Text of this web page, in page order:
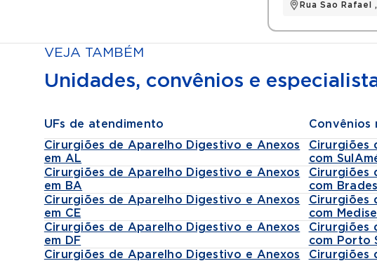
Rua Sao Rafael
VEJA TAMBÉM
Unidades, convênios e
UFs de atendimento
Cirurgiões de Aparelho Digestivo e Anexos
em AL
Cirurgiões de Aparelho Digestivo e Anexos
em BA
Cirurgiões de Aparelho Digestivo e Anexos
em CE
Cirurgiões de Aparelho Digestivo e Anexos
em DF
Cirurgiões de Aparelho Digestivo e Anexos
Convênios
Cirurgiões
com
Cirurgiões
com
Cirurgiões
com
Cirurgiões
com Porto
Cirurgiões